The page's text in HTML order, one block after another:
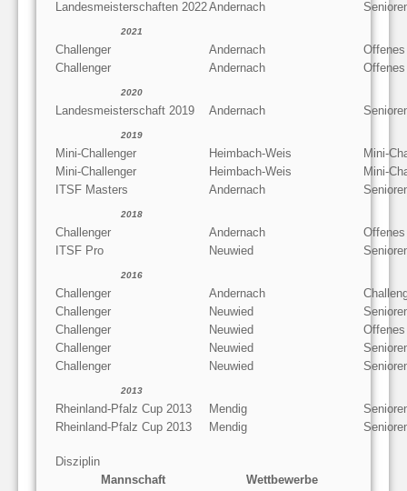
Landesmeisterschaften 2022Andernach
2021
Challenger Andernach
Challenger
Andernach
2020
Landesmeisterschaft 2019 Andernach
2019
Mini-Challenger Heimbach-Weis
Mini-
Mini-Challenger
Heimbach-Weis
Mini-
ITSF Masters
Andernach
2018
Challenger Andernach
ITSF Pro
Neuwied
2016
Challenger Andernach
Challenger
Neuwied
Challenger
Neuwied
Challenger
Neuwied
Challenger
Neuwied
2013
Rheinland-Pfalz Cup 2013 Mendig
Rheinland-Pfalz Cup 2013
Mendig
Disziplin
Mannschaft
Wettbewerbe